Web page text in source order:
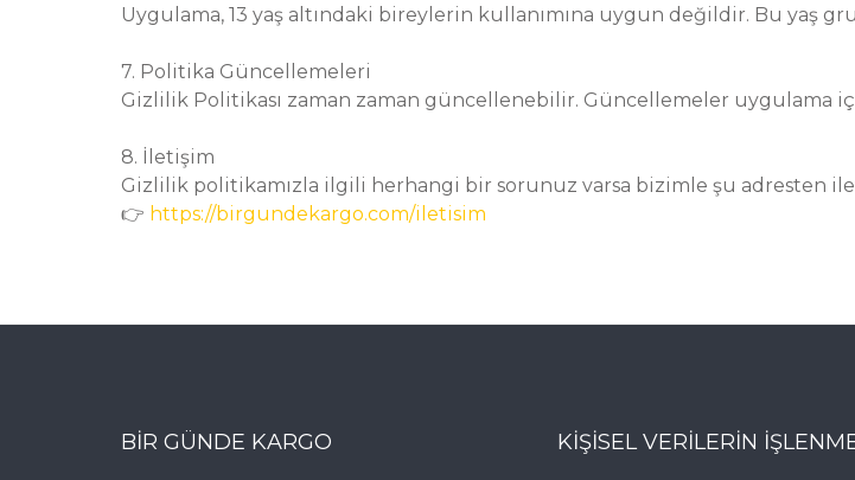
Uygulama, 13 yaş altındaki bireylerin kullanımına uygun değildir. Bu yaş
7. Politika Güncellemeleri
Gizlilik Politikası zaman zaman güncellenebilir. Güncellemeler
8. İletişim
Gizlilik politikamızla ilgili herhangi bir sorunuz varsa bizimle şu adresten
👉 https://birgundekargo.com/iletisim
BIR GÜNDE KARGO KİŞİSEL VERİLERİN